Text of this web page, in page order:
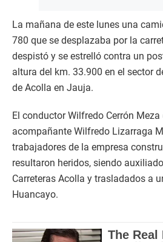
La mañana de este lunes una
780 que se desplazaba por la
despistó y se estrelló contra un
altura del km. 33.900 en el sector
de Acolla en Jauja.
El conductor Wilfredo Cerrón Meza
acompañante Wilfredo Lizarraga
trabajadores de la empresa
resultaron heridos, siendo
Carreteras Acolla y trasladados a
Huancayo.